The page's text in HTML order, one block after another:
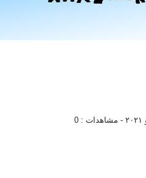
- مشاهدات : 0